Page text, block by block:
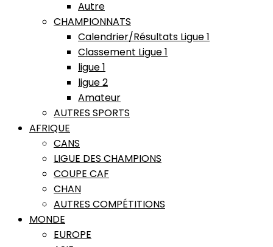
Autre
CHAMPIONNATS
Calendrier/Résultats Ligue 1
Classement Ligue 1
ligue 1
ligue 2
Amateur
AUTRES SPORTS
AFRIQUE
CANS
LIGUE DES CHAMPIONS
COUPE CAF
CHAN
AUTRES COMPÉTITIONS
MONDE
EUROPE